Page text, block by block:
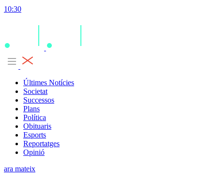
10:30
Últimes Notícies
Societat
Successos
Plans
Política
Obituaris
Esports
Reportatges
Opinió
ara mateix